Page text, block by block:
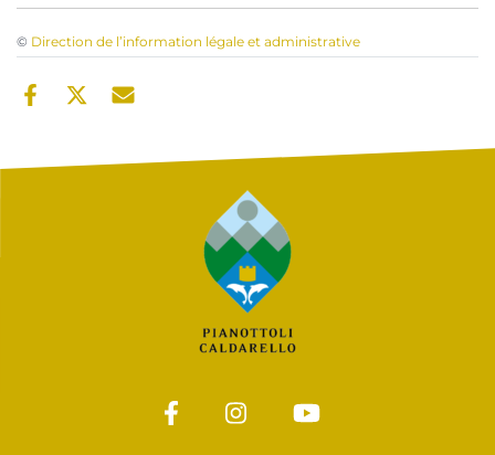
© Direction de l’information légale et administrative